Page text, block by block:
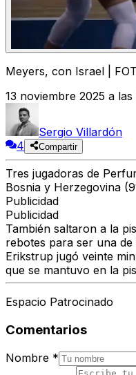
Meyers, con Israel |
13 noviembre 2025 a
Sergio Villardón
4
Compartir
Tres jugadoras de
Bosnia y Herzegovina
Publicidad
Publicidad
También saltaron a la
rebotes para ser una
Erikstrup jugó veinte
que se mantuvo en la
Espacio Patrocinado
Comentarios
Nombre *